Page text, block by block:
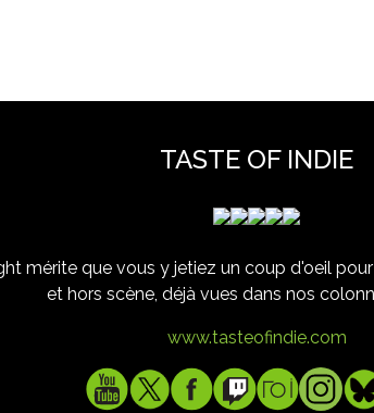
TASTE OF INDIE
mérite que vous y jetiez un coup d'oeil
et hors scène, déjà vues dans nos
www.tasteofindie.com